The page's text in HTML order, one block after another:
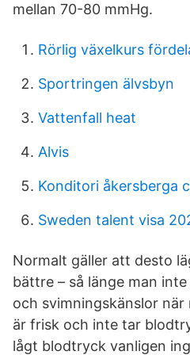
mellan 70-80 mmHg.
Rörlig växelkurs
Sportringen älvsbyn
Vattenfall heat
Alvis
Konditori åkersberga
Sweden talent visa
Normalt gäller att desto
bättre – så länge man
och svimningskänslor när
är frisk och inte tar
lågt blodtryck vanligen